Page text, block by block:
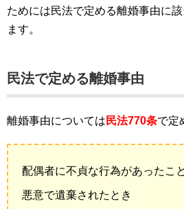
ためには民法で定める離婚事由に
ます。
民法で定める離婚事由
離婚事由については 民法770条で定
配偶者に不貞な行為があったこと
悪意で遺棄されたとき